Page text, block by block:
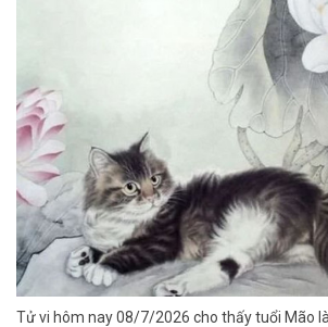
Tử vi hôm nay 08/7/2026 cho thấy tuổi Mão